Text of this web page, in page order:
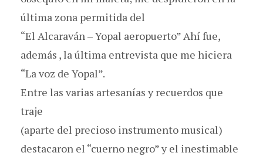
última zona permitida del
“El Alcaraván – Yopal aeropuerto” Ahí fue,
además , la última entrevista que me hiciera
“La voz de Yopal”.
Entre las varias artesanías y recuerdos que
traje
(aparte del precioso instrumento musical)
destacaron el “cuerno negro” y el inestimable